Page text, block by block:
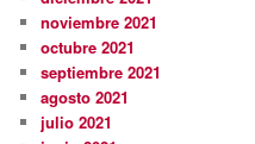
noviembre 2021
octubre 2021
septiembre 2021
agosto 2021
julio 2021